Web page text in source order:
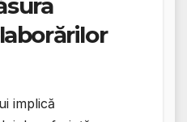
implică